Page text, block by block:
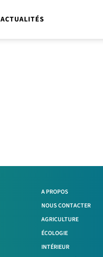
ACTUALITÉS
A PROPOS
NOUS CONTACTER
AGRICULTURE
ÉCOLOGIE
INTÉRIEUR